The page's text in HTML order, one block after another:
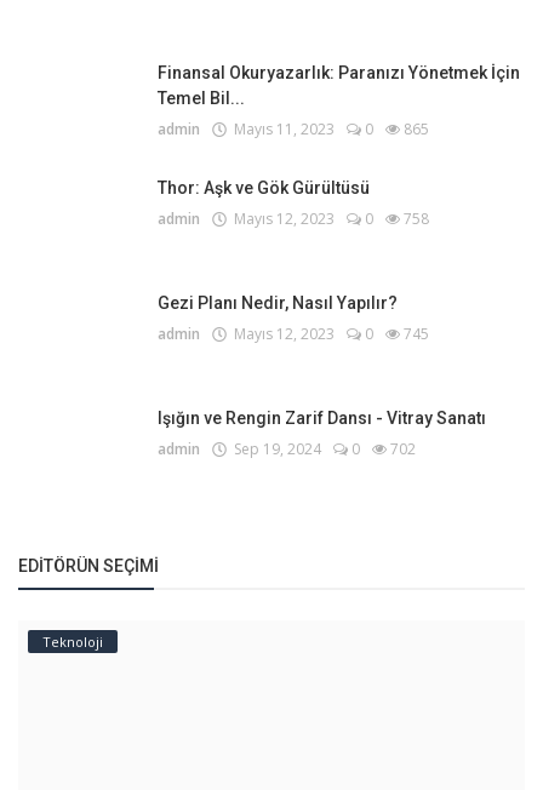
Finansal Okuryazarlık: Paranızı Yönetmek İçin
Temel Bil...
admin Mayıs 11, 2023 0 865
Thor: Aşk ve Gök Gürültüsü
admin Mayıs 12, 2023 0 758
Gezi Planı Nedir, Nasıl Yapılır?
admin Mayıs 12, 2023 0 745
Işığın ve Rengin Zarif Dansı - Vitray Sanatı
admin Sep 19, 2024 0 702
EDITÖRÜN SEÇIMI
Teknoloji